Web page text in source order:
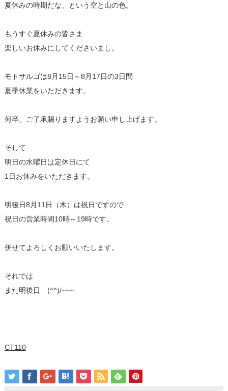
夏休みの時期だな、という空と山の色。
もうすぐ夏休みの皆さま
楽しいお休みにしてくださいまし。
モトサルゴは8月15日～8月17日の3日間
夏季休業をいただきます。
何卒、ご了承賜りますようお願い申し上げます。
そして
明日の水曜日は定休日にて
1日お休みをいただきます。
明後日8月11日（木）は祝日ですので
祝日の営業時間10時～19時です。
併せてよろしくお願いいたします。
それでは
また明後日 (^^)/~~~
CT110